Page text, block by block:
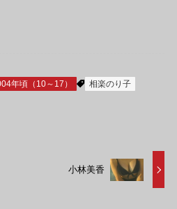
年頃（10～17） 相楽のり子
小林美香